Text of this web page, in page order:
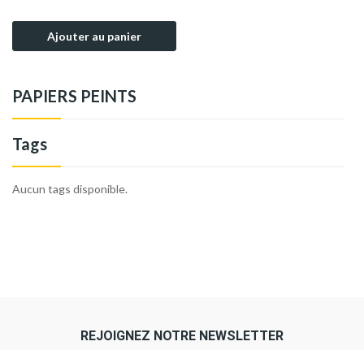
PAPIERS PEINTS
Tags
Aucun tags disponible.
Ajouter au panier
REJOIGNEZ NOTRE NEWSLETTER